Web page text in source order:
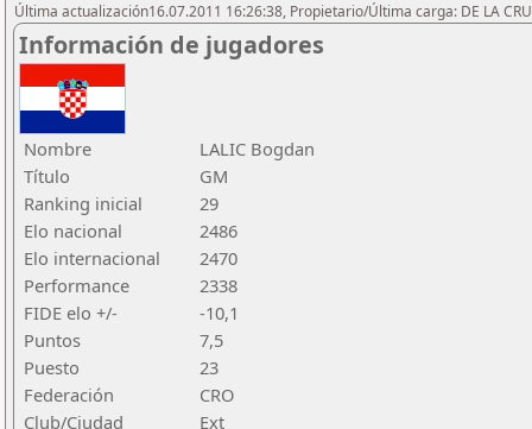
Última actualización16.07.2011 16:26:38, Propietario/Última carga: DE LA
Información de jugadores
Nombre
LALIC Bogdan
Título
GM
Ranking inicial
29
Elo nacional
2486
Elo internacional
2470
Performance
2338
FIDE elo +/-
-10,1
Puntos
7,5
Puesto
23
Federación
CRO
Club/Ciudad
Ext